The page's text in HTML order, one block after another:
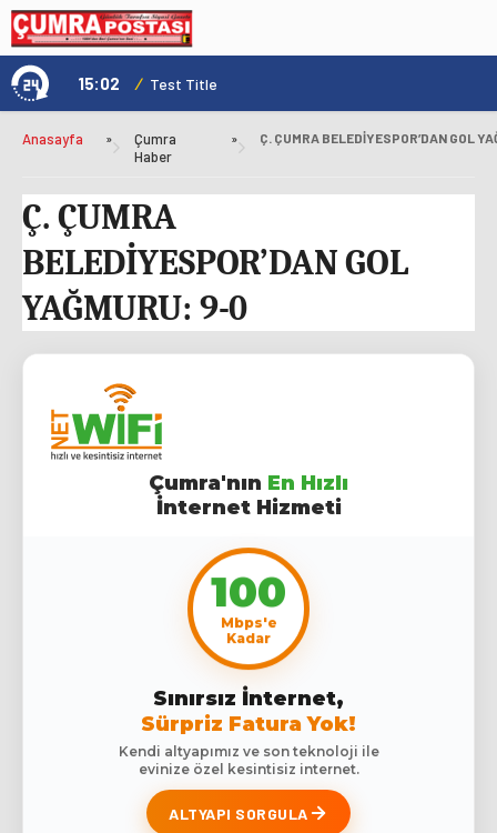
15:02 / Test Title
Anasayfa »
Çumra
Haber
»
Ç. ÇUMRA
BELEDİYESPOR’DAN GOL
YAĞMURU: 9-0
Çumra'nın En Hızlı
İnternet Hizmeti
100
Mbps'e
Kadar
Sınırsız İnternet,
Sürpriz Fatura Yok!
Kendi altyapımız ve son teknoloji ile
evinize özel kesintisiz internet.
ALTYAPI SORGULA